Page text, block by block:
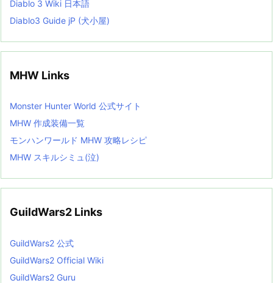
Diablo 3 Wiki 日本語
Diablo3 Guide jP (犬小屋)
MHW Links
Monster Hunter World 公式サイト
MHW 作成装備一覧
モンハンワールド MHW 攻略レシピ
MHW スキルシミュ(泣)
GuildWars2 Links
GuildWars2 公式
GuildWars2 Official Wiki
GuildWars2 Guru